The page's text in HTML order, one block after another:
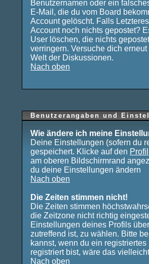
Benutzernamen oder ein
E-Mail, die du vom Board
Account gelöscht. Falls
Account noch nichts gepostet?
User löschen, die nichts
verringern. Versuche dich
Welt der Diskussionen.
Nach oben
Benutzerangaben und
Wie ändere ich meine
Deine Einstellungen (sofern du
gespeichert. Klicke auf den Profil
am oberen Bildschirmrand
du deine Einstellungen ändern
Nach oben
Die Zeiten stimmen nicht!
Die Zeiten stimmen
die Zeitzone nicht richtig
Einstellungen deines Profils
zutreffend ist, zu wählen. Bitte
kannst, wenn du ein
registriert bist, wäre das
Nach oben